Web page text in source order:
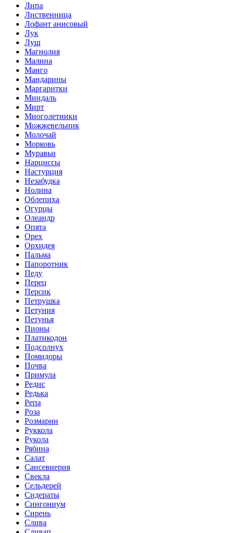
Липа
Лиственница
Лофант анисовый
Лук
Луш
Магнолия
Малина
Манго
Мандарины
Маргаритки
Миндаль
Мирт
Многолетники
Можжевельник
Молочай
Морковь
Муравьи
Нарциссы
Настурция
Незабудка
Нолина
Облепиха
Огурцы
Олеандр
Опята
Орех
Орхидея
Пальма
Папоротник
Педу
Перец
Персик
Петрушка
Петуния
Петунья
Пионы
Платикодон
Подсолнух
Помидоры
Почва
Примула
Редис
Редька
Репа
Роза
Розмарин
Руккола
Рукола
Рябина
Салат
Сансевиерия
Свекла
Сельдерей
Сидераты
Сингониум
Сирень
Слива